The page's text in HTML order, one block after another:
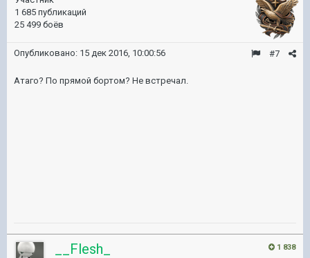
1 685 публикаций
25 499 боёв
#7
Опубликовано: 15 дек 2016, 10:00:56
Атаго? По прямой бортом? Не встречал.
1 838
__Flesh_